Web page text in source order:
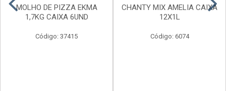
MOLHO DE PIZZA EKMA
1,7KG CAIXA 6UND
Código: 37415
CHANTY MIX AMELIA CAIXA
12X1L
Código: 6074